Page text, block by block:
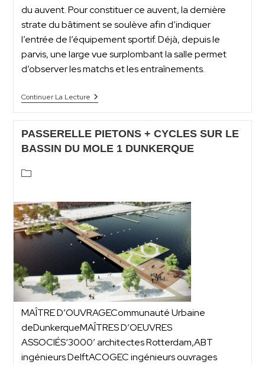
du auvent. Pour constituer ce auvent, la dernière
strate du bâtiment se soulève afin d’indiquer
l’entrée de l’équipement sportif. Déjà, depuis le
parvis, une large vue surplombant la salle permet
d’observer les matchs et les entraînements.
Continuer La Lecture
PASSERELLE PIETONS + CYCLES SUR LE
BASSIN DU MOLE 1 DUNKERQUE
MAÎTRE D’OUVRAGECommunauté Urbaine
deDunkerqueMAÎTRES D’OEUVRES
ASSOCIÉS‘3000’ architectes Rotterdam,ABT
ingénieurs DelftACOGEC ingénieurs ouvrages